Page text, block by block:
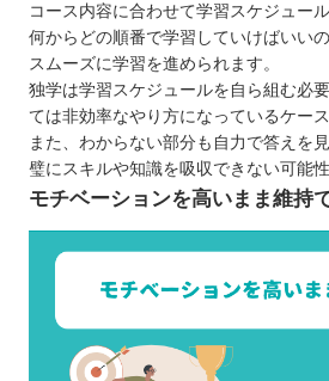
コース内容に合わせて学習スケジュー
何からどの順番で学習していけばいい
スムーズに学習を進められます。
独学は学習スケジュールを自ら組む必
ては非効率なやり方になっているケース
また、わからない部分も自力で答えを
璧にスキルや知識を吸収できない可能
モチベーションを高いまま維持